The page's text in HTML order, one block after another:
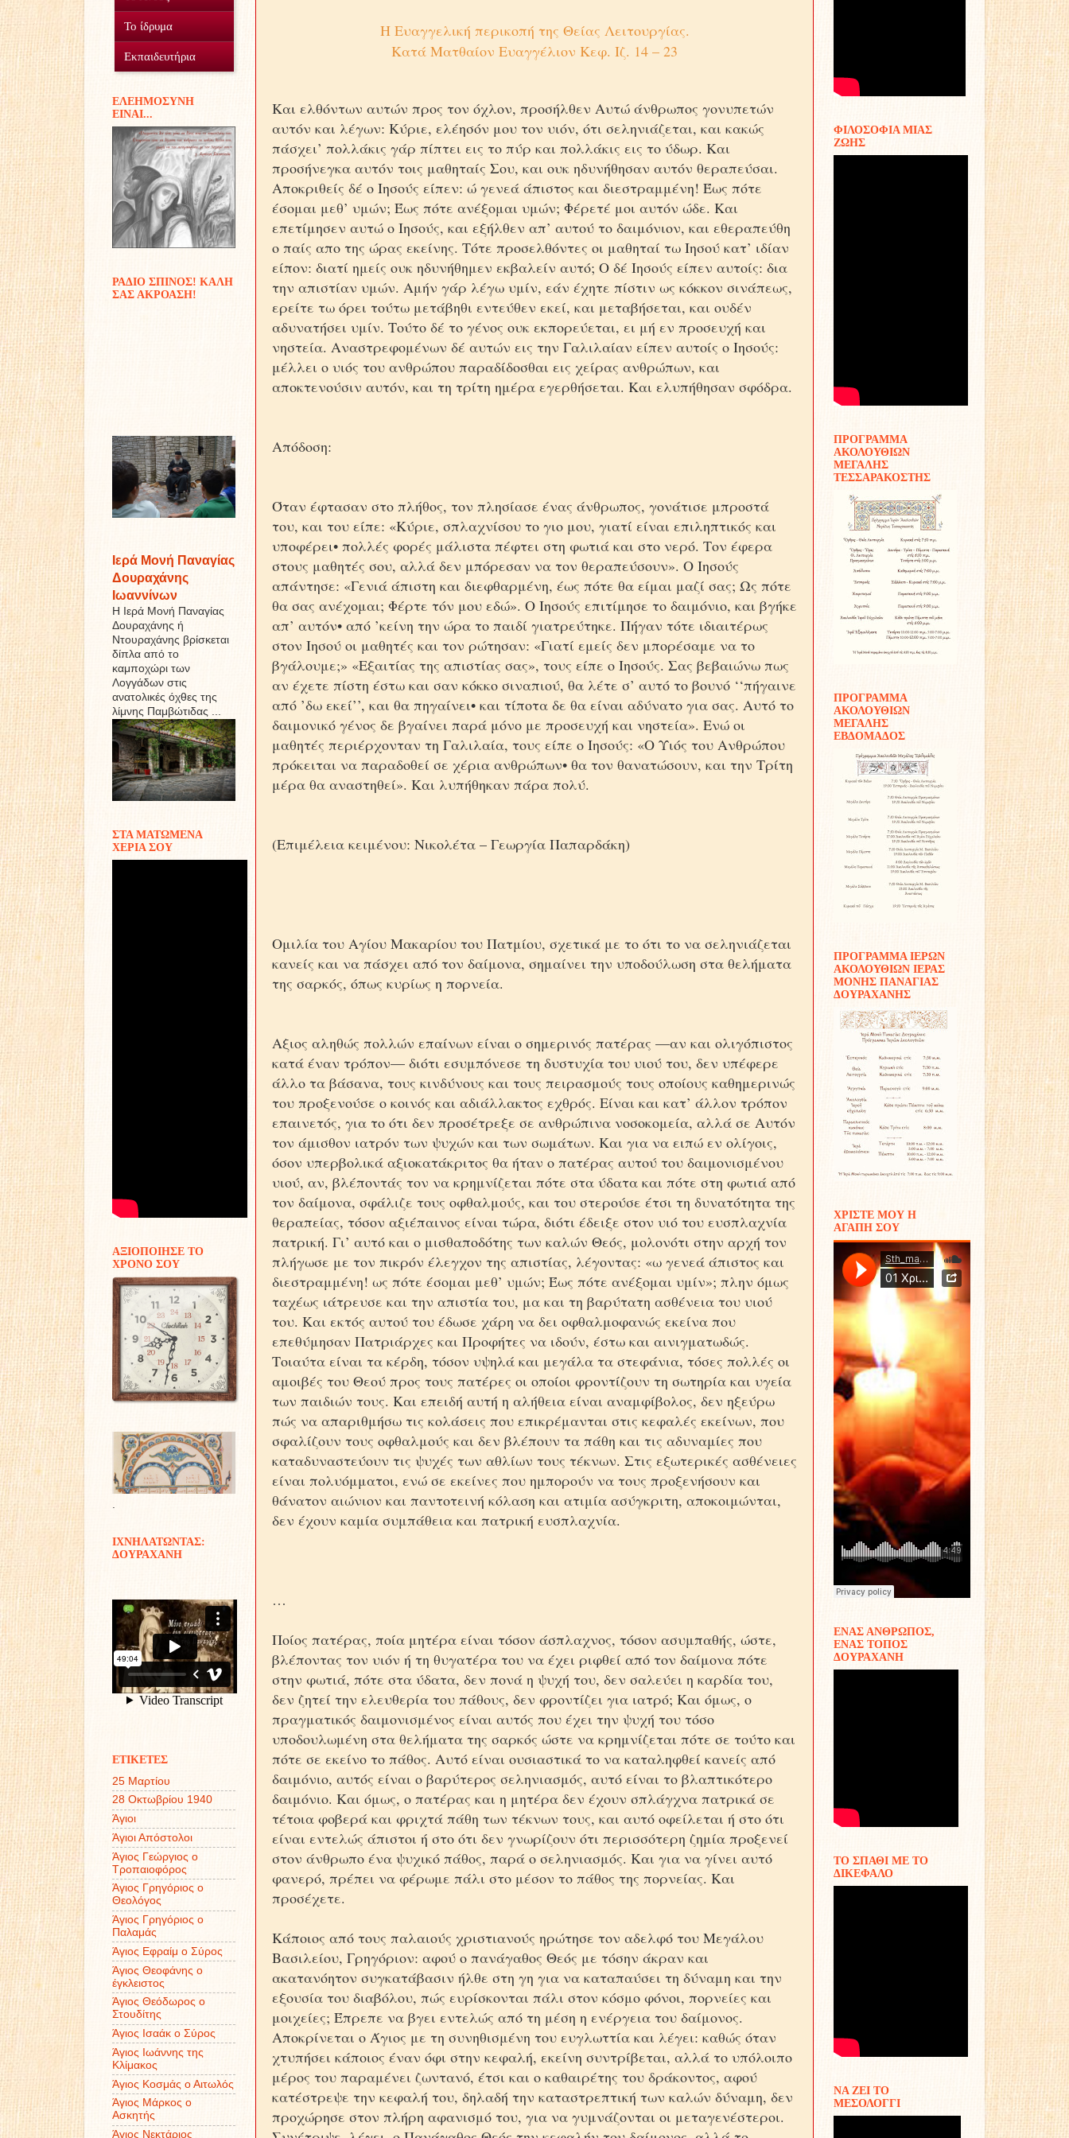
Η Ευαγγελική περικοπή της Θείας Λειτουργίας.
Κατά Ματθαίον Ευαγγέλιον Κεφ. Ιζ. 14 – 23
Και ελθόντων αυτών προς τον όχλον, προσήλθεν Αυτώ άνθρωπος γονυπετών
αυτόν και λέγων: Κύριε, ελέησόν μου τον υιόν, ότι σεληνιάζεται, και κακώς
πάσχει’ πολλάκις γάρ πίπτει εις το πύρ και πολλάκις εις το ύδωρ. Και
προσήνεγκα αυτόν τοις μαθηταίς Σου, και ουκ ηδυνήθησαν αυτόν θεραπεύσαι.
Αποκριθείς δέ ο Ιησούς είπεν: ώ γενεά άπιστος και διεστραμμένη! Έως πότε
έσομαι μεθ’ υμών; Έως πότε ανέξομαι υμών; Φέρετέ μοι αυτόν ώδε. Και
επετίμησεν αυτώ ο Ιησούς, και εξήλθεν απ’ αυτού το δαιμόνιον, και εθεραπεύθη
ο παίς απο της ώρας εκείνης. Τότε προσελθόντες οι μαθηταί τω Ιησού κατ’ ιδίαν
είπον: διατί ημείς ουκ ηδυνήθημεν εκβαλείν αυτό; Ο δέ Ιησούς είπεν αυτοίς: δια
την απιστίαν υμών. Αμήν γάρ λέγω υμίν, εάν έχητε πίστιν ως κόκκον σινάπεως,
ερείτε τω όρει τούτω μετάβηθι εντεύθεν εκεί, και μεταβήσεται, και ουδέν
αδυνατήσει υμίν. Τούτο δέ το γένος ουκ εκπορεύεται, ει μή εν προσευχή και
νηστεία. Αναστρεφομένων δέ αυτών εις την Γαλιλαίαν είπεν αυτοίς ο Ιησούς:
μέλλει ο υιός του ανθρώπου παραδίδοσθαι εις χείρας ανθρώπων, και
αποκτενούσιν αυτόν, και τη τρίτη ημέρα εγερθήσεται. Και ελυπήθησαν σφόδρα.
Απόδοση:
Όταν έφτασαν στο πλήθος, τον πλησίασε ένας άνθρωπος, γονάτισε μπροστά
του, και του είπε: «Κύριε, σπλαχνίσου το γιο μου, γιατί είναι επιληπτικός και
υποφέρει• πολλές φορές μάλιστα πέφτει στη φωτιά και στο νερό. Τον έφερα
στους μαθητές σου, αλλά δεν μπόρεσαν να τον θεραπεύσουν». Ο Ιησούς
απάντησε: «Γενιά άπιστη και διεφθαρμένη, έως πότε θα είμαι μαζί σας; Ως πότε
θα σας ανέχομαι; Φέρτε τόν μου εδώ». Ο Ιησούς επιτίμησε το δαιμόνιο, και βγήκε
απ’ αυτόν• από ’κείνη την ώρα το παιδί γιατρεύτηκε. Πήγαν τότε ιδιαιτέρως
στον Ιησού οι μαθητές και τον ρώτησαν: «Γιατί εμείς δεν μπορέσαμε να το
βγάλουμε;» «Εξαιτίας της απιστίας σας», τους είπε ο Ιησούς. Σας βεβαιώνω πως
αν έχετε πίστη έστω και σαν κόκκο σιναπιού, θα λέτε σ’ αυτό το βουνό ‘‘πήγαινε
από ’δω εκεί’’, και θα πηγαίνει• και τίποτα δε θα είναι αδύνατο για σας. Αυτό το
δαιμονικό γένος δε βγαίνει παρά μόνο με προσευχή και νηστεία». Ενώ οι
μαθητές περιέρχονταν τη Γαλιλαία, τους είπε ο Ιησούς: «Ο Υιός του Ανθρώπου
πρόκειται να παραδοθεί σε χέρια ανθρώπων• θα τον θανατώσουν, και την Τρίτη
μέρα θα αναστηθεί». Και λυπήθηκαν πάρα πολύ.
(Επιμέλεια κειμένου: Νικολέτα – Γεωργία Παπαρδάκη)
Ομιλία του Αγίου Μακαρίου του Πατμίου, σχετικά με το ότι το να σεληνιάζεται
κανείς και να πάσχει από τον δαίμονα, σημαίνει την υποδούλωση στα θελήματα
της σαρκός, όπως κυρίως η πορνεία.
Αξιος αληθώς πολλών επαίνων είναι ο σημερινός πατέρας —αν και ολιγόπιστος
κατά έναν τρόπον— διότι εσυμπόνεσε τη δυστυχία του υιού του, δεν υπέφερε
άλλο τα βάσανα, τους κινδύνους και τους πειρασμούς τους οποίους καθημερινώς
του προξενούσε ο κοινός και αδιάλλακτος εχθρός. Είναι και κατ’ άλλον τρόπον
επαινετός, για το ότι δεν προσέτρεξε σε ανθρώπινα νοσοκομεία, αλλά σε Αυτόν
τον άμισθον ιατρόν των ψυχών και των σωμάτων. Και για να ειπώ εν ολίγοις,
όσον υπερβολικά αξιοκατάκριτος θα ήταν ο πατέρας αυτού του δαιμονισμένου
υιού, αν, βλέποντάς τον να κρημνίζεται πότε στα ύδατα και πότε στη φωτιά από
τον δαίμονα, σφάλιζε τους οφθαλμούς, και του στερούσε έτσι τη δυνατότητα της
θεραπείας, τόσον αξιέπαινος είναι τώρα, διότι έδειξε στον υιό του ευσπλαχνία
πατρική. Γι’ αυτό και ο μισθαποδότης των καλών Θεός, μολονότι στην αρχή τον
πλήγωσε με τον πικρόν έλεγχον της απιστίας, λέγοντας: «ω γενεά άπιστος και
διεστραμμένη! ως πότε έσομαι μεθ’ υμών; Έως πότε ανέξομαι υμίν»; πλην όμως
ταχέως ιάτρευσε και την απιστία του, μα και τη βαρύτατη ασθένεια του υιού
του. Και εκτός αυτού του έδωσε χάρη να δει οφθαλμοφανώς εκείνα που
επεθύμησαν Πατριάρχες και Προφήτες να ιδούν, έστω και αινιγματωδώς.
Τοιαύτα είναι τα κέρδη, τόσον υψηλά και μεγάλα τα στεφάνια, τόσες πολλές οι
αμοιβές του Θεού προς τους πατέρες οι οποίοι φροντίζουν τη σωτηρία και υγεία
των παιδιών τους. Και επειδή αυτή η αλήθεια είναι αναμφίβολος, δεν ηξεύρω
πώς να απαριθμήσω τις κολάσεις που επικρέμανται στις κεφαλές εκείνων, που
σφαλίζουν τους οφθαλμούς και δεν βλέπουν τα πάθη και τις αδυναμίες που
καταδυναστεύουν τις ψυχές των αθλίων τους τέκνων. Στις εξωτερικές ασθένειες
είναι πολυόμματοι, ενώ σε εκείνες που ημπορούν να τους προξενήσουν και
θάνατον αιώνιον και παντοτεινή κόλαση και ατιμία ασύγκριτη, αποκοιμώνται,
δεν έχουν καμία συμπάθεια και πατρική ευσπλαχνία.
…
Ποίος πατέρας, ποία μητέρα είναι τόσον άσπλαχνος, τόσον ασυμπαθής, ώστε,
βλέποντας τον υιόν ή τη θυγατέρα του να έχει ριφθεί από τον δαίμονα πότε
στην φωτιά, πότε στα ύδατα, δεν πονά η ψυχή του, δεν σαλεύει η καρδία του,
δεν ζητεί την ελευθερία του πάθους, δεν φροντίζει για ιατρό; Και όμως, ο
πραγματικός δαιμονισμένος είναι αυτός που έχει την ψυχή του τόσο
υποδουλωμένη στα θελήματα της σαρκός ώστε να κρημνίζεται πότε σε τούτο και
πότε σε εκείνο το πάθος. Αυτό είναι ουσιαστικά το να καταληφθεί κανείς από
δαιμόνιο, αυτός είναι ο βαρύτερος σεληνιασμός, αυτό είναι το βλαπτικότερο
δαιμόνιο. Και όμως, ο πατέρας και η μητέρα δεν έχουν σπλάγχνα πατρικά σε
τέτοια φοβερά και φριχτά πάθη των τέκνων τους, και αυτό οφείλεται ή στο ότι
είναι εντελώς άπιστοι ή στο ότι δεν γνωρίζουν ότι περισσότερη ζημία προξενεί
στον άνθρωπο ένα ψυχικό πάθος, παρά ο σεληνιασμός. Και για να γίνει αυτό
φανερό, πρέπει να φέρωμε πάλι στο μέσον το πάθος της πορνείας. Και
προσέχετε.
Κάποιος από τους παλαιούς χριστιανούς ηρώτησε τον αδελφό του Μεγάλου
Βασιλείου, Γρηγόριον: αφού ο πανάγαθος Θεός με τόσην άκραν και
ακατανόητον συγκατάβασιν ήλθε στη γη για να καταπαύσει τη δύναμη και την
εξουσία του διαβόλου, πώς ευρίσκονται πάλι στον κόσμο φόνοι, πορνείες και
μοιχείες; Έπρεπε να βγει εντελώς από τη μέση η ενέργεια του δαίμονος.
Αποκρίνεται ο Άγιος με τη συνηθισμένη του ευγλωττία και λέγει: καθώς όταν
χτυπήσει κάποιος έναν όφι στην κεφαλή, εκείνη συντρίβεται, αλλά το υπόλοιπο
μέρος του παραμένει ζωντανό, έτσι και ο καθαιρέτης του δράκοντος, αφού
κατέστρεψε την κεφαλή του, δηλαδή την καταστρεπτική των καλών δύναμη, δεν
προχώρησε στον πλήρη αφανισμό του, για να γυμνάζονται οι μεταγενέστεροι.
Ο Σύλλογος
Εθελοντισμός
Το ίδρυμα
Οικοτροφείο
Διακονίες
Εκπαιδευτήρια
Δημοτικό Δουραχάνης
Παιδικές αναμνήσεις
EΛΕΗΜΟΣΥΝΗ
ΕIΝΑΙ...
ΡΑΔΙΟ ΣΠΙΝΟΣ! ΚΑΛΗ
ΣΑΣ ΑΚΡΟΑΣΗ!
Ιερά Μονή Παναγίας
Δουραχάνης
Ιωαννίνων
Η Ιερά Μονή Παναγίας
Δουραχάνης ή
Ντουραχάνης βρίσκεται
δίπλα από το
καμποχώρι των
Λογγάδων στις
ανατολικές όχθες της
λίμνης Παμβώτιδας ...
ΣΤΑ ΜΑΤΩΜΕΝΑ
ΧΕΡΙΑ ΣΟΥ
ΑΞΙΟΠΟΙΗΣΕ ΤΟ
ΧΡΟΝΟ ΣΟΥ
.
ΙΧΝΗΛΑΤΩΝΤΑΣ:
ΔΟΥΡΑΧΑΝΗ
ΕΤΙΚΕΤΕΣ
25 Μαρτίου
28 Οκτωβρίου 1940
Άγιοι
Άγιοι Απόστολοι
Άγιος Γεώργιος ο
Τροπαιοφόρος
Άγιος Γρηγόριος ο
Θεολόγος
Άγιος Γρηγόριος ο
Παλαμάς
Άγιος Εφραίμ ο Σύρος
Άγιος Θεοφάνης ο
έγκλειστος
Άγιος Θεόδωρος ο
Στουδίτης
Άγιος Ισαάκ ο Σύρος
Άγιος Ιωάννης της
Κλίμακος
Άγιος Κοσμάς ο Αιτωλός
Άγιος Μάρκος ο
Ασκητής
Άγιος Νεκτάριος
ΦΙΛΟΣΟΦΙΑ ΜΙΑΣ
ΖΩΗΣ
ΠΡΟΓΡΑΜΜΑ
ΑΚΟΛΟΥΘΙΩΝ
ΜΕΓΑΛΗΣ
ΤΕΣΣΑΡΑΚΟΣΤΗΣ
ΠΡΟΓΡΑΜΜΑ
ΑΚΟΛΟΥΘΙΩΝ
ΜΕΓΑΛΗΣ
ΕΒΔΟΜΑΔΟΣ
ΠΡΟΓΡΑΜΜΑ ΙΕΡΩΝ
ΑΚΟΛΟΥΘΙΩΝ ΙΕΡΑΣ
ΜΟΝΗΣ ΠΑΝΑΓΙΑΣ
ΔΟΥΡΑΧΑΝΗΣ
ΧΡΙΣΤΕ ΜΟΥ Η
ΑΓΑΠΗ ΣΟΥ
ΕΝΑΣ ΑΝΘΡΩΠΟΣ,
ΕΝΑΣ ΤΟΠΟΣ
ΔΟΥΡΑΧΑΝΗ
ΤΟ ΣΠΑΘΙ ΜΕ ΤΟ
ΔΙΚΕΦΑΛΟ
ΝΑ ΖΕΙ ΤΟ
ΜΕΣΟΛΟΓΓΙ